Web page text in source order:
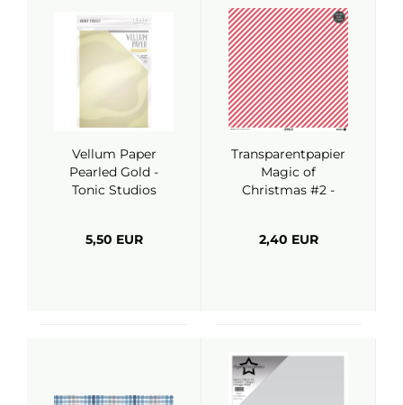
Vellum Paper
Pearled Gold -
Tonic Studios
5,50 EUR
Transparentpapier
Magic of
Christmas #2 -
2,40 EUR